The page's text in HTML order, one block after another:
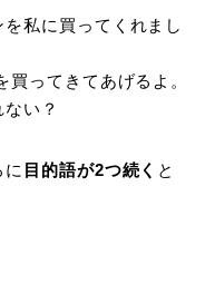
私に買ってくれまし
買ってきてあげるよ。
い？
目的語が2つ続く と